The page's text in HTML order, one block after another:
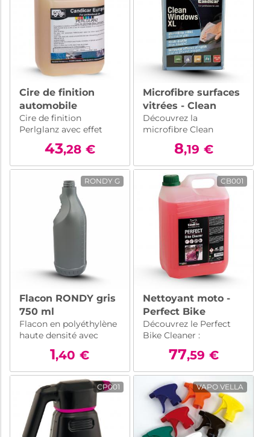
carrosserie.
Cire de finition
automobile
hydrophobe après
lavage - Perlglanz -
Cire de finition
Perlglanz avec effet
hydrophobe pour une
protection optimale
contre les intempéries.
Brillance longue durée
et élimination de l'eau
de rinçage.
43,28 €
Microfibre surfaces
vitrées - Clean
windows 60x40cm
Découvrez la
microfibre Clean
Windows 60x40cm :
nettoyez vos vitres de
voiture rapidement et
efficacement pour une
visibilité optimale sur la
route
8,19 €
RONDY G
Flacon RONDY gris
750 ml
Flacon en polyéthylène
haute densité avec
ligne de niveau prévu
pour contenir les
formulations Candicar.
1,40 €
CB001
Nettoyant moto -
Perfect Bike
Cleaner
Découvrez le Perfect
Bike Cleaner :
nettoyant moto
performant pour
dissoudre les saletés
tout en préservant
votre deux-roues. Facile
à utiliser, résultats
impeccables
77,59 €
CP001 VAPO VELLA